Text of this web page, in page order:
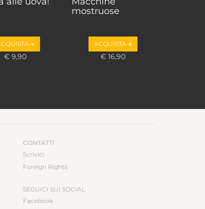
€ 9,90
mostruose
ACQUISTA
€ 16,90
CONTATTI
Scrivici
Foreign Rights
SEGUICI SUI SOCIAL
Facebook